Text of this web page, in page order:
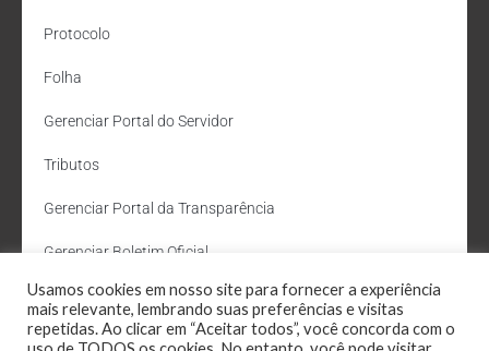
Protocolo
Folha
Gerenciar Portal do Servidor
Tributos
Gerenciar Portal da Transparência
Gerenciar Boletim Oficial
Departamento de Água e Esgoto
Administração Site
Usamos cookies em nosso site para fornecer a experiência
mais relevante, lembrando suas preferências e visitas
repetidas. Ao clicar em “Aceitar todos”, você concorda com o